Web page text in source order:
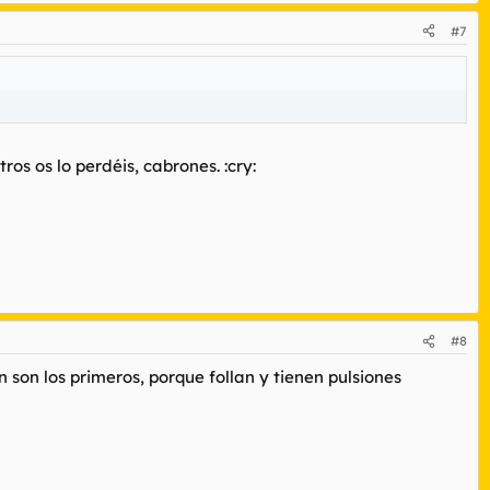
#7
os lo perdéis, cabrones. :cry:
#8
los primeros, porque follan y tienen pulsiones